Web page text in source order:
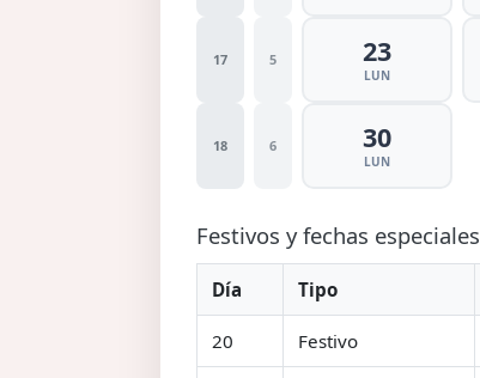
17 5 23
LUN
18 6 30
LUN
Festivos y fechas
Día Tipo
20 Festivo